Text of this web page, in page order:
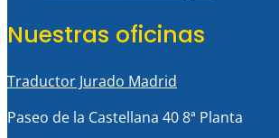
Nuestras oficinas
Traductor Jurado Madrid
Paseo de la Castellana 40 8ª Planta